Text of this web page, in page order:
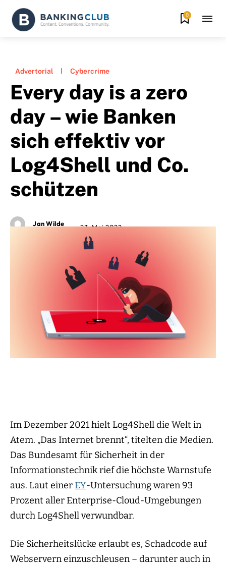
0
Advertorial Cybercrime
Every day is a zero
day – wie Banken
sich effektiv vor
Log4Shell und Co.
schützen
Jan Wilde 23. Mai 2022
Im Dezember 2021 hielt Log4Shell die Welt in
Atem. „Das Internet brennt“, titelten die Medien.
Das Bundesamt für Sicherheit in der
Informationstechnik rief die höchste Warnstufe
aus. Laut einer EY-Untersuchung waren 93
Prozent aller Enterprise-Cloud-Umgebungen
durch Log4Shell verwundbar.
Die Sicherheitslücke erlaubt es, Schadcode auf
Webservern einzuschleusen – darunter auch in